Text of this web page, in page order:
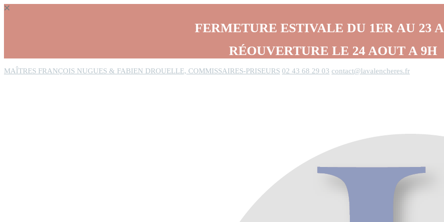
FERMETURE ESTIVALE DU 1ER AU 23
RÉOUVERTURE LE 24 AOUT A 9H
MAÎTRES FRANÇOIS NUGUES & FABIEN DROUELLE, COMMISSAIRES-PRISEURS 02 43 68 29 03 contact@lavalencheres.fr
Panneau de gestion des cookies